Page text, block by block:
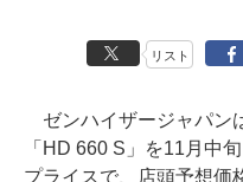
リスト
ゼンハイザージャパン
「HD 660 S」を11月中
プライスで、店頭予想価